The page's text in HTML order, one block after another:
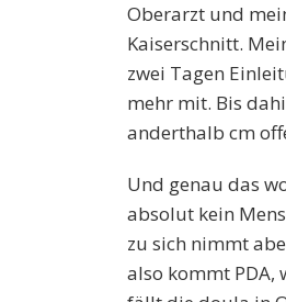
Oberarzt und
Kaiserschnitt.
zwei Tagen
mehr mit. Bis
anderthalb cm
Und genau das
absolut kein
zu sich nimmt
also kommt PDA,